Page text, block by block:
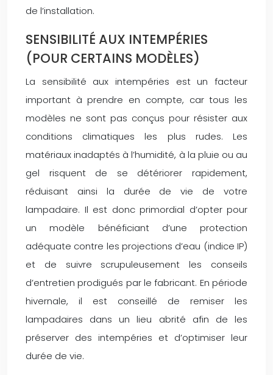
de l’installation.
SENSIBILITÉ AUX INTEMPÉRIES
(POUR CERTAINS MODÈLES)
La sensibilité aux intempéries est un facteur
important à prendre en compte, car tous les
modèles ne sont pas conçus pour résister aux
conditions climatiques les plus rudes. Les
matériaux inadaptés à l’humidité, à la pluie ou au
gel risquent de se détériorer rapidement,
réduisant ainsi la durée de vie de votre
lampadaire. Il est donc primordial d’opter pour
un modèle bénéficiant d’une protection
adéquate contre les projections d’eau (indice IP)
et de suivre scrupuleusement les conseils
d’entretien prodigués par le fabricant. En période
hivernale, il est conseillé de remiser les
lampadaires dans un lieu abrité afin de les
préserver des intempéries et d’optimiser leur
durée de vie.